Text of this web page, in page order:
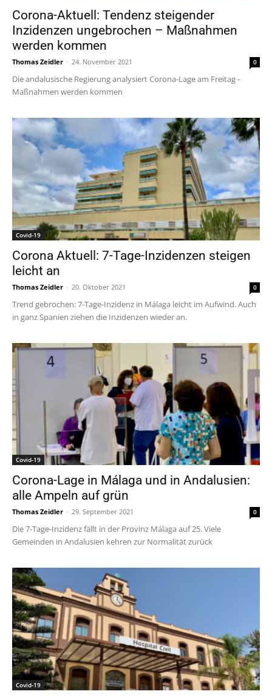
Corona-Aktuell: Tendenz steigender
Inzidenzen ungebrochen – Maßnahmen
werden kommen
Thomas Zeidler - 24. November 2021 0
Die andalusische Regierung analysiert Corona-Lage am Freitag -
Maßnahmen werden kommen
Covid-19
Corona Aktuell: 7-Tage-Inzidenzen steigen
leicht an
Thomas Zeidler - 20. Oktober 2021 0
Trend gebrochen: 7-Tage-Inzidenz in Málaga leicht im Aufwind. Auch
in ganz Spanien ziehen die Inzidenzen wieder an.
Covid-19
Corona-Lage in Málaga und in Andalusien:
alle Ampeln auf grün
Thomas Zeidler - 29. September 2021 0
Die 7-Tage-Inzidenz fällt in der Provinz Málaga auf 25. Viele
Gemeinden in Andalusien kehren zur Normalität zurück
Covid-19